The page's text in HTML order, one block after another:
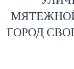
ГОРОД